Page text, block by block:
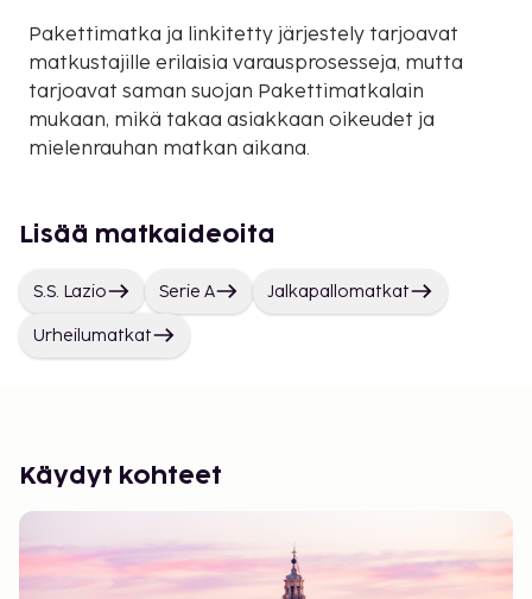
Pakettimatka ja linkitetty järjestely tarjoavat
matkustajille erilaisia varausprosesseja, mutta
tarjoavat saman suojan Pakettimatkalain
mukaan, mikä takaa asiakkaan oikeudet ja
mielenrauhan matkan aikana.
Lisää matkaideoita
S.S. Lazio Serie A Jalkapallomatkat
Urheilumatkat
Käydyt kohteet